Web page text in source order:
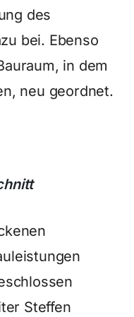
des
bei. Ebenso
in dem
neu geordnet.
Steffen